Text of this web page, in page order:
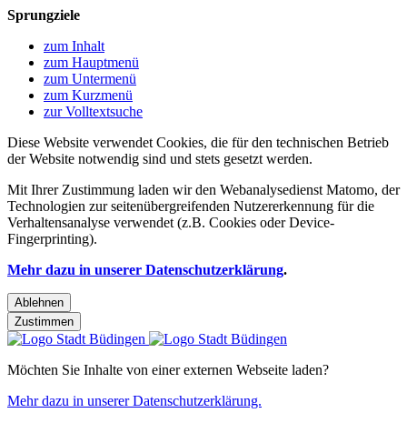
Sprungziele
zum Inhalt
zum Hauptmenü
zum Untermenü
zum Kurzmenü
zur Volltextsuche
Diese Website verwendet Cookies, die für den technischen Betrieb
der Website notwendig sind und stets gesetzt werden.
Mit Ihrer Zustimmung laden wir den Webanalysedienst Matomo, der
Technologien zur seitenübergreifenden Nutzererkennung für die
Verhaltensanalyse verwendet (z.B. Cookies oder Device-
Fingerprinting).
Mehr dazu in unserer Datenschutzerklärung.
Ablehnen
Zustimmen
Möchten Sie Inhalte von einer externen Webseite laden?
Mehr dazu in unserer Datenschutzerklärung.